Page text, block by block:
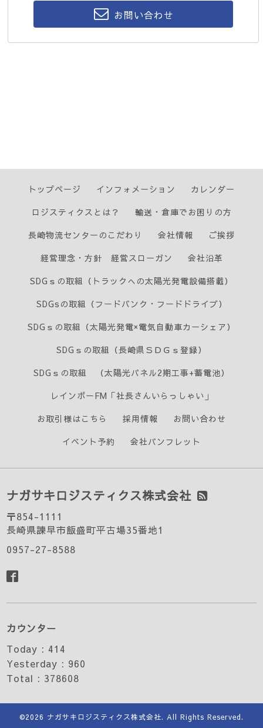
お問い合わせ
トップページ インフォメーション
カレンダー
ロジスティクスとは？
輸送・倉庫でお困りの方
長崎物流センターのこだわり
会社情報
ご挨拶
経営理念・方針 経営スローガン
会社沿革
SDGｓの取組（トラックへの太陽光発電設備搭載）
SDGsの取組（フードバンク・フードドライブ）
SDGｓの取組（太陽光発電×電気自動車カーシェア）
SDGｓの取組（長崎県ＳＤＧｓ登録）
SDGｓの取組 （太陽光パネル2期工事+蓄電池）
レインボーFM「社長さんいらっしゃい」
お取引様はこちら
採用情報
お問い合わせ
イベント予約
会社パンフレット
ナガサキロジスティクス株式会社
〒854-1111
長崎県諫早市飯盛町平古場35番地1
0957-27-8588
カウンター
Today :414
Yesterday : 960
Total : 378608
©2026 ナガサキロジスティクス株式会社. All Rights Reserved.